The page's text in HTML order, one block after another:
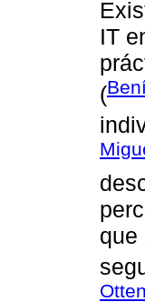
IT
(
que